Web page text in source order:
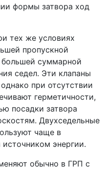
формы затвора ход
тех же условиях
пропускной
большей суммарной
седел. Эти клапаны
при отсутствии
герметичности,
посадки затвора
Двухседельные
чаще в
энергии.
обычно в ГРП с